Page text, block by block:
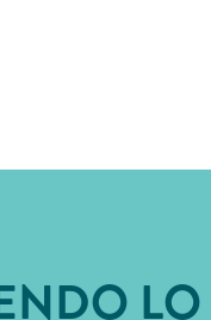
LO